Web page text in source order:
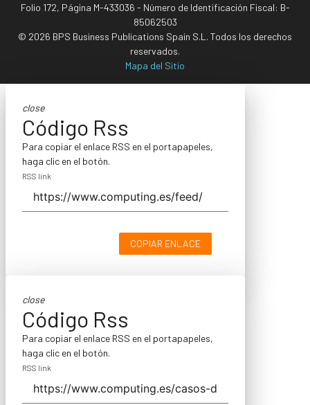
Folio 172, Página M-433036 - Número de Identificación Fiscal: B-
85062503
© 2026 BPS Business Publications Spain S.L. Todos los derechos
reservados.
Mapa del Sitio
close
Código Rss
Para copiar el enlace RSS en el portapapeles,
haga clic en el botón.
RSS link
COPIAR ENLACE
close
Código Rss
Para copiar el enlace RSS en el portapapeles,
haga clic en el botón.
RSS link